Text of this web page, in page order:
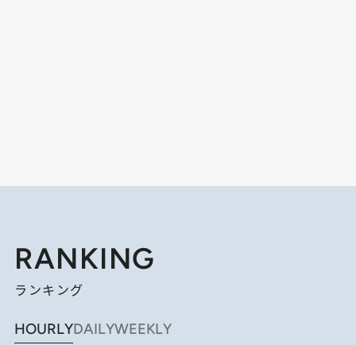
RANKING
ランキング
HOURLYDAILYWEEKLY